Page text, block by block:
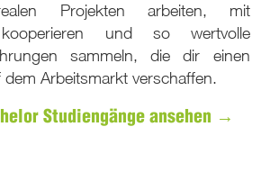
Projekten arbeiten, mit
kooperieren und so wertvolle
sammeln, die dir einen
dem Arbeitsmarkt verschaffen.
Studiengänge ansehen →